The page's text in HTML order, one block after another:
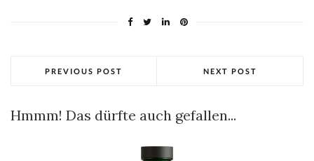
PREVIOUS POST NEXT POST
Hmmm! Das dürfte auch gefallen...